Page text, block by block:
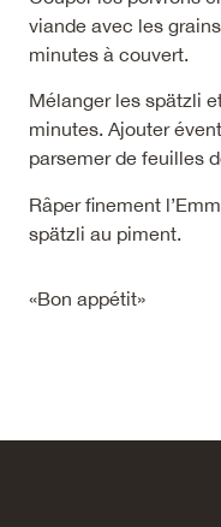
viande avec les
minutes à couvert.
Mélanger les spätzli
minutes. Ajouter
parsemer de feuilles
Râper finement
spätzli au piment.
«Bon appétit»